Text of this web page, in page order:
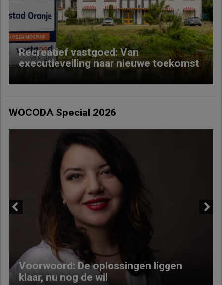
Recreatief vastgoed: Van
executieveiling naar nieuwe toekomst
Next
WOCODA Special 2026
Voorwoord: De oplossingen liggen
klaar, nu nog de wil